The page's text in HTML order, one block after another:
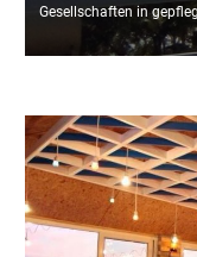
Gesellschaften in